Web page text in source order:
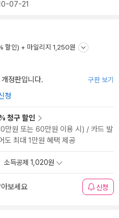
07-21
할인) + 마일리지 1,250원
정판입니다. 구판 보기
청
청구 할인
만원 또는 60만원 이용 시) / 카드 발
도 최대 1만원 혜택 제공
소득공제 1,020원
보세요 신청